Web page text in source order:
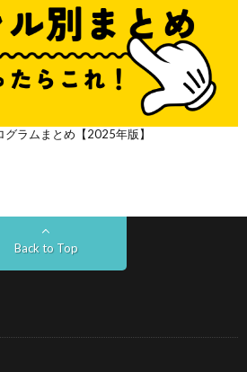
ラムまとめ【2025年版】
Back to Top